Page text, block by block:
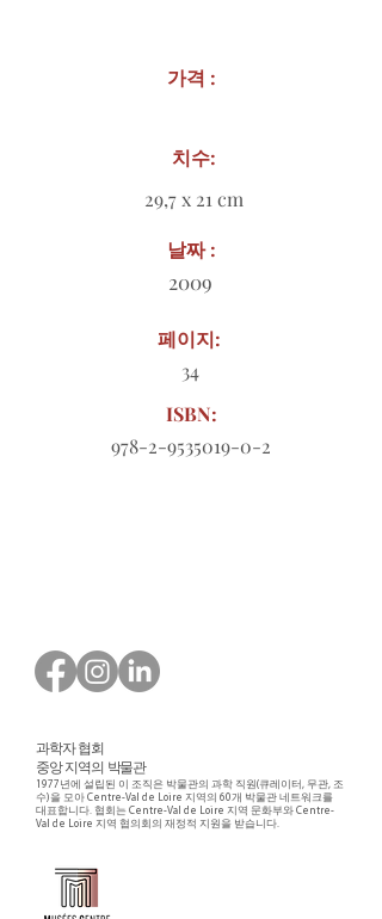
가격 :
치수:
29,7 x 21 cm
날짜 :
2009
페이지:
34
ISBN:
978-2-9535019-0-2
과학자 협회
중앙 지역의 박물관
1977년에 설립된 이 조직은 박물관의 과학 직원(큐레이터, 무관, 조
수)을 모아 Centre-Val de Loire 지역의 60개 박물관 네트워크를
대표합니다. 협회는 Centre-Val de Loire 지역 문화부와 Centre-
Val de Loire 지역 협의회의 재정적 지원을 받습니다.